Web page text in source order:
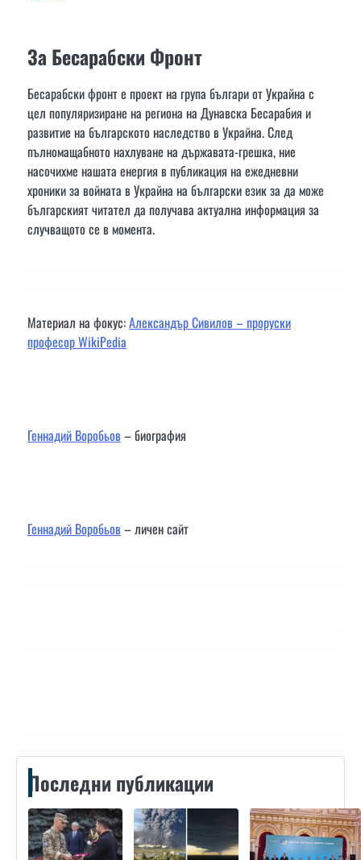
За Бесарабски Фронт
Бесарабски фронт е проект на група българи от Украйна с
цел популяризиране на региона на Дунавска Бесарабия и
развитие на българското наследство в Украйна. След
пълномащабното нахлуване на държавата-грешка, ние
насочихме нашата енергия в публикация на ежедневни
хроники за войната в Украйна на български език за да може
българският читател да получава актуална информация за
случващото се в момента.
Материал на фокус:Александър Сивилов – проруски
професор WikiPedia
Геннадий Воробьов– биография
Геннадий Воробьов– личен сайт
Последни публикации